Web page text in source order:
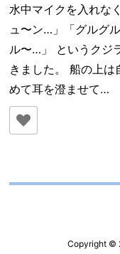
水中マイクを入れな
ュ〜ン…」「グルグ
ル〜…」 というクジ
きました。 船の上
めて耳を澄ませて…
Copyright ©